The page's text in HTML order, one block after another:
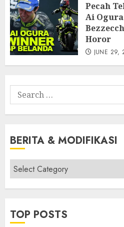
Pecah
Ai
Horor
JUNE 29,
Search
for:
BERITA & MODIFIKASI
Berita
&
Modifikasi
TOP POSTS